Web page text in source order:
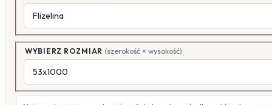
WYBIERZ ROZMIAR (szerokość × wysokość)